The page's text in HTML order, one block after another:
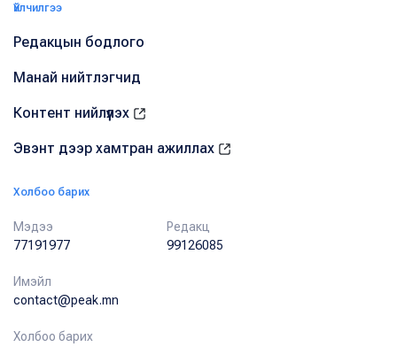
Үйлчилгээ
Редакцын бодлого
Манай нийтлэгчид
Контент нийлүүлэх
Эвэнт дээр хамтран ажиллах
Холбоо барих
Мэдээ
77191977
Редакц
99126085
Имэйл
contact@peak.mn
Холбоо барих